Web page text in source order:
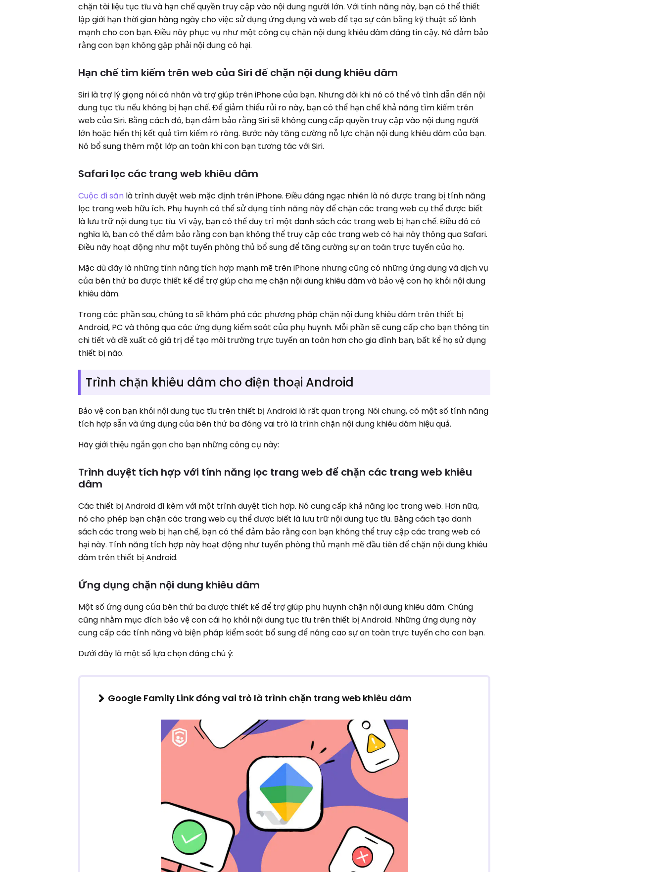
chặn tài liệu tục tĩu và hạn chế quyền truy cập vào nội dung người lớn. Với tính năng này, bạn có thể thiết
lập giới hạn thời gian hàng ngày cho việc sử dụng ứng dụng và web để tạo sự cân bằng kỹ thuật số lành
mạnh cho con bạn. Điều này phục vụ như một công cụ chặn nội dung khiêu dâm đáng tin cậy. Nó đảm bảo
rằng con bạn không gặp phải nội dung có hại.
Hạn chế tìm kiếm trên web của Siri để chặn nội dung khiêu dâm
Siri là trợ lý giọng nói cá nhân và trợ giúp trên iPhone của bạn. Nhưng đôi khi nó có thể vô tình dẫn đến nội
dung tục tĩu nếu không bị hạn chế. Để giảm thiểu rủi ro này, bạn có thể hạn chế khả năng tìm kiếm trên
web của Siri. Bằng cách đó, bạn đảm bảo rằng Siri sẽ không cung cấp quyền truy cập vào nội dung người
lớn hoặc hiển thị kết quả tìm kiếm rõ ràng. Bước này tăng cường nỗ lực chặn nội dung khiêu dâm của bạn.
Nó bổ sung thêm một lớp an toàn khi con bạn tương tác với Siri.
Safari lọc các trang web khiêu dâm
Cuộc đi săn là trình duyệt web mặc định trên iPhone. Điều đáng ngạc nhiên là nó được trang bị tính năng
lọc trang web hữu ích. Phụ huynh có thể sử dụng tính năng này để chặn các trang web cụ thể được biết
là lưu trữ nội dung tục tĩu. Vì vậy, bạn có thể duy trì một danh sách các trang web bị hạn chế. Điều đó có
nghĩa là, bạn có thể đảm bảo rằng con bạn không thể truy cập các trang web có hại này thông qua Safari.
Điều này hoạt động như một tuyến phòng thủ bổ sung để tăng cường sự an toàn trực tuyến của họ.
Mặc dù đây là những tính năng tích hợp mạnh mẽ trên iPhone nhưng cũng có những ứng dụng và dịch vụ
của bên thứ ba được thiết kế để trợ giúp cha mẹ chặn nội dung khiêu dâm và bảo vệ con họ khỏi nội dung
khiêu dâm.
Trong các phần sau, chúng ta sẽ khám phá các phương pháp chặn nội dung khiêu dâm trên thiết bị
Android, PC và thông qua các ứng dụng kiểm soát của phụ huynh. Mỗi phần sẽ cung cấp cho bạn thông tin
chi tiết và đề xuất có giá trị để tạo môi trường trực tuyến an toàn hơn cho gia đình bạn, bất kể họ sử dụng
thiết bị nào.
Trình chặn khiêu dâm cho điện thoại Android
Bảo vệ con bạn khỏi nội dung tục tĩu trên thiết bị Android là rất quan trọng. Nói chung, có một số tính năng
tích hợp sẵn và ứng dụng của bên thứ ba đóng vai trò là trình chặn nội dung khiêu dâm hiệu quả.
Hãy giới thiệu ngắn gọn cho bạn những công cụ này:
Trình duyệt tích hợp với tính năng lọc trang web để chặn các trang web khiêu
dâm
Các thiết bị Android đi kèm với một trình duyệt tích hợp. Nó cung cấp khả năng lọc trang web. Hơn nữa,
nó cho phép bạn chặn các trang web cụ thể được biết là lưu trữ nội dung tục tĩu. Bằng cách tạo danh
sách các trang web bị hạn chế, bạn có thể đảm bảo rằng con bạn không thể truy cập các trang web có
hại này. Tính năng tích hợp này hoạt động như tuyến phòng thủ mạnh mẽ đầu tiên để chặn nội dung khiêu
dâm trên thiết bị Android.
Ứng dụng chặn nội dung khiêu dâm
Một số ứng dụng của bên thứ ba được thiết kế để trợ giúp phụ huynh chặn nội dung khiêu dâm. Chúng
cũng nhằm mục đích bảo vệ con cái họ khỏi nội dung tục tĩu trên thiết bị Android. Những ứng dụng này
cung cấp các tính năng và biện pháp kiểm soát bổ sung để nâng cao sự an toàn trực tuyến cho con bạn.
Dưới đây là một số lựa chọn đáng chú ý:
Google Family Link đóng vai trò là trình chặn trang web khiêu dâm